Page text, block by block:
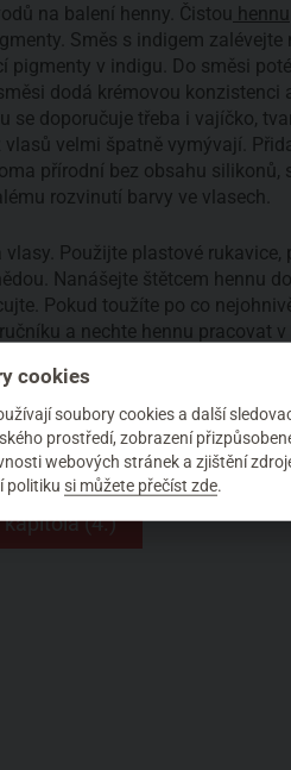
na balení henny. Čistou hennu
Směs s indigem zalévejte
v indigu. Do směsi
dodá krémovou konzistenci
se doporučuje třeba i vajíčko,
velmi špatně vymývají.
přírodní bez obsahu silikonů,
rozvinutí barvy ve vlasech.
Použijte plastové rukavice,
Nanášejte štětcem hennu
Pokud toužíte po co
a nechte hennu pracovat v
na volném vzduchu.
barvící účinky henna
pečuje. Hennu vymývejte
kapitola (4.)
cookies
soubory cookies a další
prostředí, zobrazení
webových stránek a zjištění
politiku si můžete přečíst zde.